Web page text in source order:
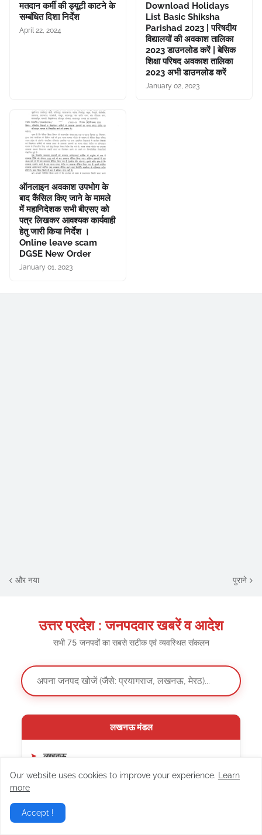
मतदान कर्मी की ड्यूटी काटने के
सम्बंधित दिशा निर्देश
April 22, 2024
Download Holidays
List Basic Shiksha
Parishad 2023 | परिषदीय
विद्यालयों की अवकाश तालिका
2023 डाउनलोड करें | बेसिक
शिक्षा परिषद अवकाश तालिका
2023 अभी डाउनलोड करें
January 02, 2023
ऑनलाइन अवकाश उपभोग के
बाद कैंसिल किए जाने के मामले
में महानिदेशक सभी बीएसए को
पत्र लिखकर आवश्यक कार्यवाही
हेतु जारी किया निर्देश ।
Online leave scam
DGSE New Order
January 01, 2023
और नया पुराने
उत्तर प्रदेश : जनपदवार खबरें व आदेश
सभी 75 जनपदों का सबसे सटीक एवं व्यवस्थित संकलन
लखनऊ मंडल
लखनऊ
हरदोई
रायबरेली
Our website uses cookies to improve your experience.
Learn
more
Accept !